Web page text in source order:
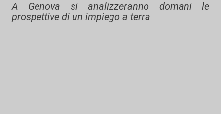
A Genova si analizzeranno domani le
prospettive di un impiego a terra